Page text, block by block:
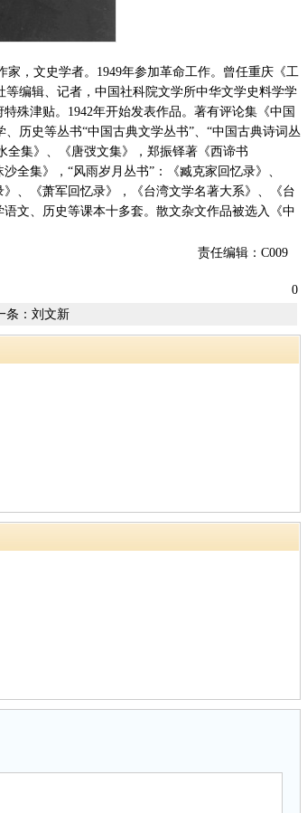
，文史学者。1949年参加革命工作。曾任重庆《工
编辑、记者，中国社科院文学所中华文学史料学学
殊津贴。1942年开始发表作品。著有评论集《中国
历史等丛书“中国古典文学丛书”、“中国古典诗词丛
全集》、《唐弢文集》，郑振铎著《西谛书
全集》，“风雨岁月丛书”：《臧克家回忆录》、
、《萧军回忆录》，《台湾文学名著大系》、《台
文、历史等课本十多套。散文杂文作品被选入《中
责任编辑：C009
0
条： 刘文新